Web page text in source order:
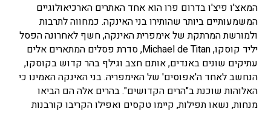
המאצ'ו פיצ'ו בדרום פרו הוא אחד האתרים הארכיאולוגיים
המשמעותיים ביותר שהותירו בני האינקה. כמחווה לתרבות
ולמורשת המרתקת של אימפרית האינקה, חשף לאחרונה הפסל
יליד קוסקו, Michael de Titan, סדרת פסלים המתארים אלים
עתיקים שונים באנדים, אותם חצב וגילף בהר קדוש בקוסקו,
הנחשב לאחד ה'אפוסים' של האימפריה. בני האינקה האמינו כי
האלוהות שוכנת ב"הרים הקדושים". בהרים אלה הם הביאו
מנחות, נשאו תפילות, קיימו טקסים ואפילו הקריבו קורבנות